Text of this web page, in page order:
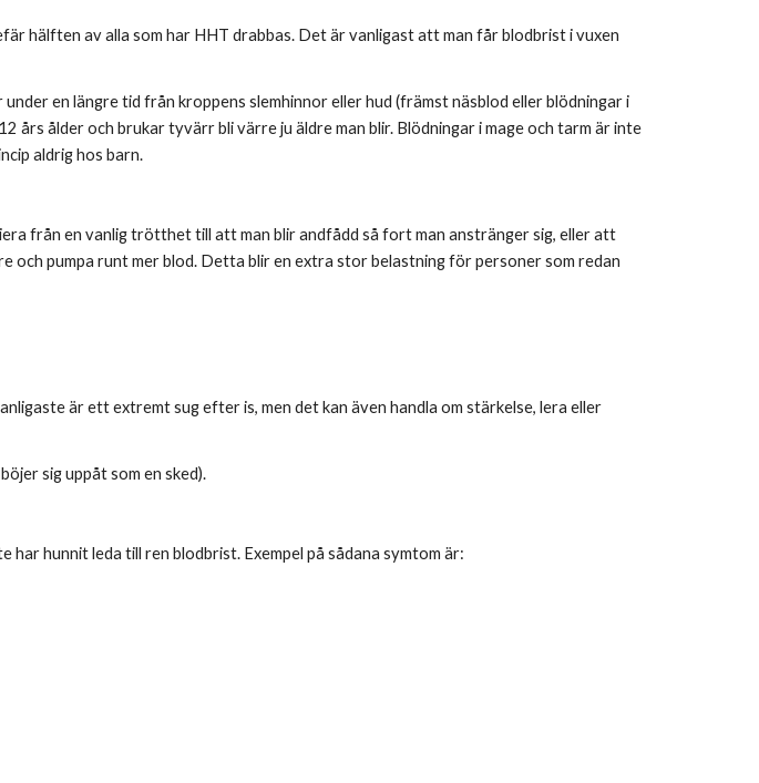
hälften av alla som har HHT drabbas. Det är vanligast att man får blodbrist i vuxen
en längre tid från kroppens slemhinnor eller hud (främst näsblod eller blödningar i
ålder och brukar tyvärr bli värre ju äldre man blir. Blödningar i mage och tarm är inte
aldrig hos barn.
från en vanlig trötthet till att man blir andfådd så fort man anstränger sig, eller att
pumpa runt mer blod. Detta blir en extra stor belastning för personer som redan
är ett extremt sug efter is, men det kan även handla om stärkelse, lera eller
sig uppåt som en sked).
hunnit leda till ren blodbrist. Exempel på sådana symtom är: